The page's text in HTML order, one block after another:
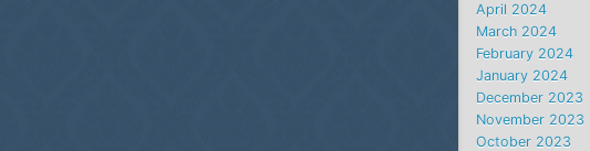
April 2024
March 2024
February 2024
January 2024
December 2023
November 2023
October 2023